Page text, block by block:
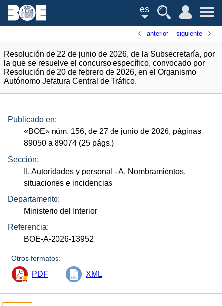
es
anterior siguiente
Resolución de 22 de junio de 2026, de la Subsecretaría, por
la que se resuelve el concurso específico, convocado por
Resolución de 20 de febrero de 2026, en el Organismo
Autónomo Jefatura Central de Tráfico.
Publicado en:
«BOE» núm. 156, de 27 de junio de 2026, páginas
89050 a 89074 (25 págs.)
Sección:
II. Autoridades y personal - A. Nombramientos,
situaciones e incidencias
Departamento:
Ministerio del Interior
Referencia:
BOE-A-2026-13952
Otros formatos:
PDF XML